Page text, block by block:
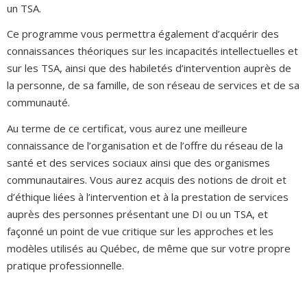
un TSA.
Ce programme vous permettra également d’acquérir des
connaissances théoriques sur les incapacités intellectuelles et
sur les TSA, ainsi que des habiletés d’intervention auprès de
la personne, de sa famille, de son réseau de services et de sa
communauté.
Au terme de ce certificat, vous aurez une meilleure
connaissance de l’organisation et de l’offre du réseau de la
santé et des services sociaux ainsi que des organismes
communautaires. Vous aurez acquis des notions de droit et
d’éthique liées à l’intervention et à la prestation de services
auprès des personnes présentant une DI ou un TSA, et
façonné un point de vue critique sur les approches et les
modèles utilisés au Québec, de même que sur votre propre
pratique professionnelle.